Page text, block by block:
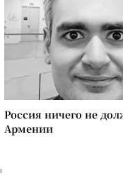
Россия ничего не
Армении